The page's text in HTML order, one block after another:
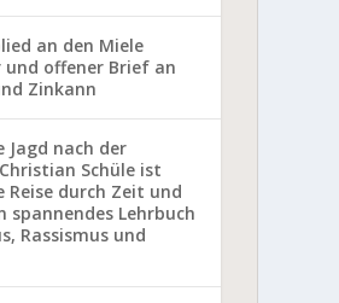
an den Miele
offener Brief an
Zinkann
Jagd nach der
Schüle ist
Reise durch Zeit und
spannendes Lehrbuch
Rassismus und